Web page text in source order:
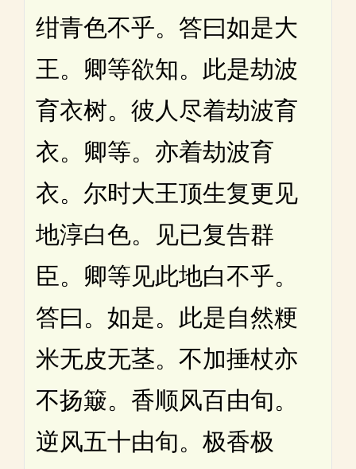
绀青色不乎。答曰如是大
王。卿等欲知。此是劫波
育衣树。彼人尽着劫波育
衣。卿等。亦着劫波育
衣。尔时大王顶生复更见
地淳白色。见已复告群
臣。卿等见此地白不乎。
答曰。如是。此是自然粳
米无皮无茎。不加捶杖亦
不扬簸。香顺风百由旬。
逆风五十由旬。极香极